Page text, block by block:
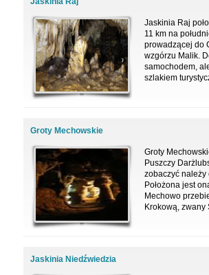
Jaskinia Raj
11 km na
prowadzącej do
wzgórzu Malik.
samochodem,
szlakiem
Groty Mechowskie
Groty
Puszczy
zobaczyć należy
Położona jest
Mechowo
Krokową, zwany
Jaskinia Niedźwiedzia